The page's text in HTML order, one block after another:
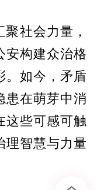
社会力量，
安构建众治格
。如今，矛盾
患在萌芽中消
这些可感可触
理智慧与力量